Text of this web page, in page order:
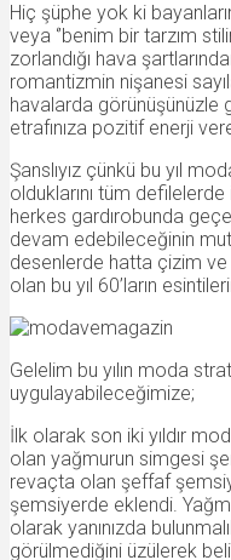
Hiç şüphe yok ki
veya ‘’benim bir tarzım
zorlandığı hava
romantizmin nişanesi
havalarda görünüşünüzle
etrafınıza pozitif enerji
Şanslıyız çünkü bu yıl
olduklarını tüm
herkes gardırobunda
devam edebileceğinin
desenlerde hatta çizim
olan bu yıl 60’ların
Gelelim bu yılın moda
uygulayabileceğimize;
İlk olarak son iki yıldır
olan yağmurun simgesi
revaçta olan şeffaf
şemsiyerde eklendi.
olarak yanınızda
görülmediğini üzülerek